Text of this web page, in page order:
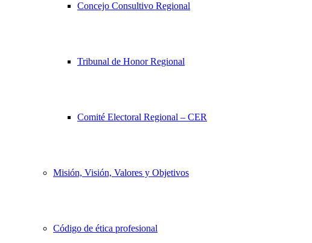
Concejo Consultivo Regional
Tribunal de Honor Regional
Comité Electoral Regional – CER
Misión, Visión, Valores y Objetivos
Código de ética profesional